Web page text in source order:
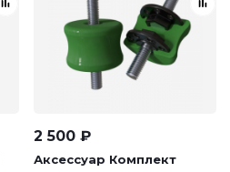
2 500 ₽
Аксессуар Комплект